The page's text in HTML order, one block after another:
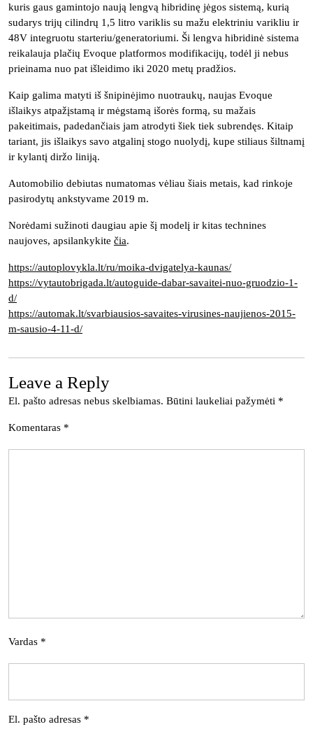
kuris gaus gamintojo naują lengvą hibridinę jėgos sistemą, kurią
sudarys trijų cilindrų 1,5 litro variklis su mažu elektriniu varikliu ir
48V integruotu starteriu/generatoriumi. Ši lengva hibridinė sistema
reikalauja plačių Evoque platformos modifikacijų, todėl ji nebus
prieinama nuo pat išleidimo iki 2020 metų pradžios.
Kaip galima matyti iš šnipinėjimo nuotraukų, naujas Evoque
išlaikys atpažįstamą ir mėgstamą išorės formą, su mažais
pakeitimais, padedančiais jam atrodyti šiek tiek subrendęs. Kitaip
tariant, jis išlaikys savo atgalinį stogo nuolydį, kupe stiliaus šiltnamį
ir kylantį diržo liniją.
Automobilio debiutas numatomas vėliau šiais metais, kad rinkoje
pasirodytų ankstyvame 2019 m.
Norėdami sužinoti daugiau apie šį modelį ir kitas technines
naujoves, apsilankykite čia.
https://autoplovykla.lt/ru/moika-dvigatelya-kaunas/
https://vytautobrigada.lt/autoguide-dabar-savaitei-nuo-gruodzio-1-
d/
https://automak.lt/svarbiausios-savaites-virusines-naujienos-2015-
m-sausio-4-11-d/
Leave a Reply
El. pašto adresas nebus skelbiamas. Būtini laukeliai pažymėti *
Komentaras *
Vardas *
El. pašto adresas *